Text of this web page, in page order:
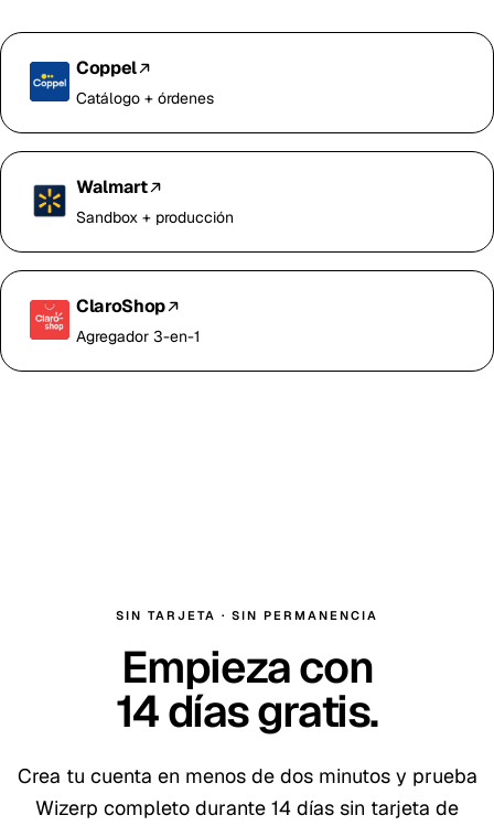
Coppel
Catálogo + órdenes
Walmart
Sandbox + producción
ClaroShop
Agregador 3-en-1
SIN TARJETA · SIN PERMANENCIA
Empieza con
14días gratis.
Crea tu cuenta en menos de dos minutos y prueba
Wizerp completo durante 14 días sin tarjeta de